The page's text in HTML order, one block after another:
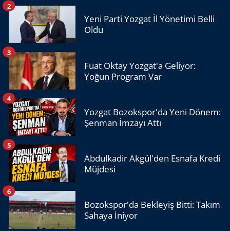
Yeni Parti Yozgat İl Yönetimi Belli
Oldu
2
Fuat Oktay Yozgat'a Geliyor:
Yoğun Program Var
3
Yozgat Bozokspor'da Yeni Dönem:
Şenman İmzayı Attı
4
Abdulkadir Akgül'den Esnafa Kredi
Müjdesi
5
Bozokspor'da Bekleyiş Bitti: Takım
Sahaya İniyor
6